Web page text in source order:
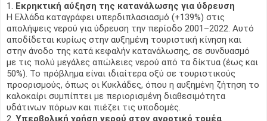
Εκρηκτική αύξηση της κατανάλωσης για ύδρευση
Η Ελλάδα καταγράφει υπερδιπλασιασμό (+139%) στις
απολήψεις νερού για ύδρευση την περίοδο 2001–2022. Αυτό
αποδίδεται κυρίως στην αυξημένη τουριστική κίνηση και
στην άνοδο της κατά κεφαλήν κατανάλωσης, σε συνδυασμό
με τις πολύ μεγάλες απώλειες νερού από τα δίκτυα (έως και
50%). Το πρόβλημα είναι ιδιαίτερα οξύ σε τουριστικούς
προορισμούς, όπως οι Κυκλάδες, όπου η αυξημένη ζήτηση το
καλοκαίρι συμπίπτει με περιορισμένη διαθεσιμότητα
υδάτινων πόρων και πιέζει τις υποδομές.